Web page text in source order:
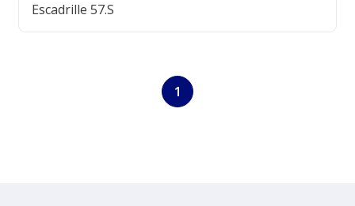
Escadrille 57.S
1